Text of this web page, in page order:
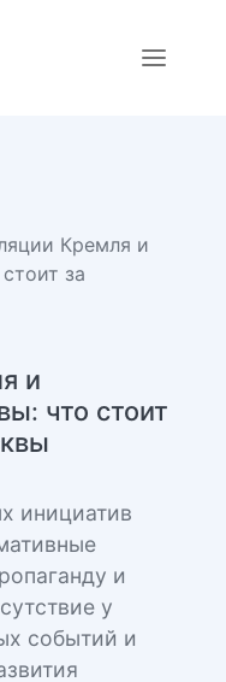
Кремля и
за
и
что стоит
инициатив
и
у
событий и